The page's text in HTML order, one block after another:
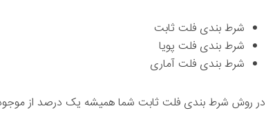
شرط بندی فلت ثابت
شرط بندی فلت پویا
شرط بندی فلت آماری
در روش شرط بندی فلت ثابت شما همیشه یک درصد از